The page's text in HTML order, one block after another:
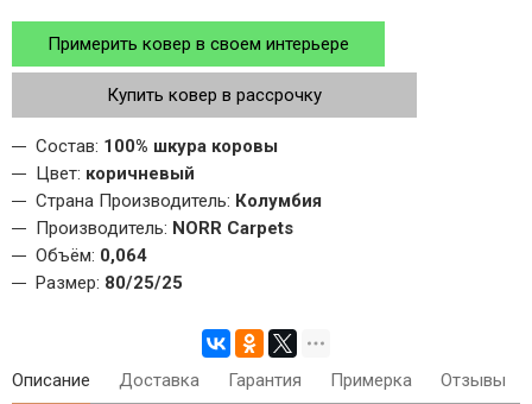
Примерить ковер в своем интерьере
Купить ковер в рассрочку
Состав: 100% шкура коровы
Цвет: коричневый
Страна Производитель: Колумбия
Производитель: NORR Carpets
Объём: 0,064
Размер: 80/25/25
Описание Доставка Гарантия Примерка Отзывы